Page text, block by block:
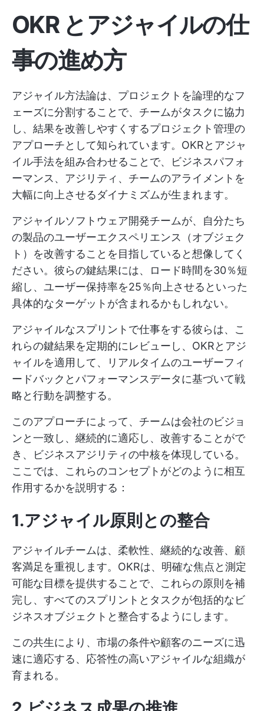
OKR とアジャイルの仕
事の進め方
アジャイル方法論は、プロジェクトを論理的なフ
ェーズに分割することで、チームがタスクに協力
し、結果を改善しやすくするプロジェクト管理の
アプローチとして知られています。OKRとアジャ
イル手法を組み合わせることで、ビジネスパフォ
ーマンス、アジリティ、チームのアライメントを
大幅に向上させるダイナミズムが生まれます。
アジャイルソフトウェア開発チームが、自分たち
の製品のユーザーエクスペリエンス（オブジェク
ト）を改善することを目指していると想像してく
ださい。彼らの鍵結果には、ロード時間を30％短
縮し、ユーザー保持率を25％向上させるといった
具体的なターゲットが含まれるかもしれない。
アジャイルなスプリントで仕事をする彼らは、こ
れらの鍵結果を定期的にレビューし、OKRとアジ
ャイルを適用して、リアルタイムのユーザーフィ
ードバックとパフォーマンスデータに基づいて戦
略と行動を調整する。
このアプローチによって、チームは会社のビジョ
ンと一致し、継続的に適応し、改善することがで
き、ビジネスアジリティの中核を体現している。
ここでは、これらのコンセプトがどのように相互
作用するかを説明する：
1.アジャイル原則との整合
アジャイルチームは、柔軟性、継続的な改善、顧
客満足を重視します。OKRは、明確な焦点と測定
可能な目標を提供することで、これらの原則を補
完し、すべてのスプリントとタスクが包括的なビ
ジネスオブジェクトと整合するようにします。
この共生により、市場の条件や顧客のニーズに迅
速に適応する、応答性の高いアジャイルな組織が
育まれる。